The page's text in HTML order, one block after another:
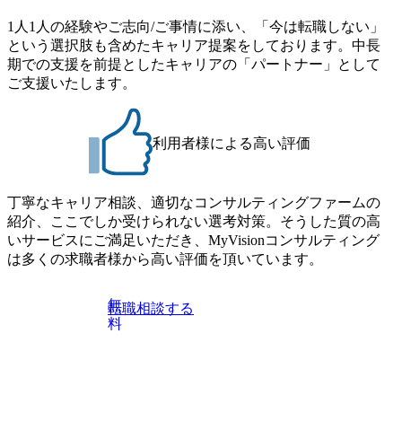
1人1人の経験やご志向/ご事情に添い、「今は転職しない」
という選択肢も含めたキャリア提案をしております。中長
期での支援を前提としたキャリアの「パートナー」として
ご支援いたします。
利用者様による高い評価
丁寧なキャリア相談、適切なコンサルティングファームの
紹介、ここでしか受けられない選考対策。そうした質の高
いサービスにご満足いただき、MyVisionコンサルティング
は多くの求職者様から高い評価を頂いています。
無
料
転職相談する